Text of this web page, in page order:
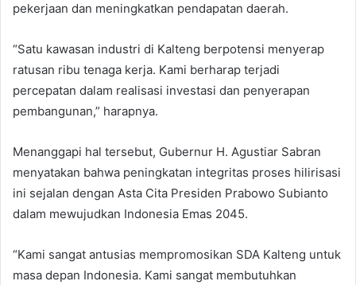
pekerjaan dan meningkatkan pendapatan daerah.
“Satu kawasan industri di Kalteng berpotensi menyerap
ratusan ribu tenaga kerja. Kami berharap terjadi
percepatan dalam realisasi investasi dan penyerapan
pembangunan,” harapnya.
Menanggapi hal tersebut, Gubernur H. Agustiar Sabran
menyatakan bahwa peningkatan integritas proses hilirisasi
ini sejalan dengan Asta Cita Presiden Prabowo Subianto
dalam mewujudkan Indonesia Emas 2045.
“Kami sangat antusias mempromosikan SDA Kalteng untuk
masa depan Indonesia. Kami sangat membutuhkan